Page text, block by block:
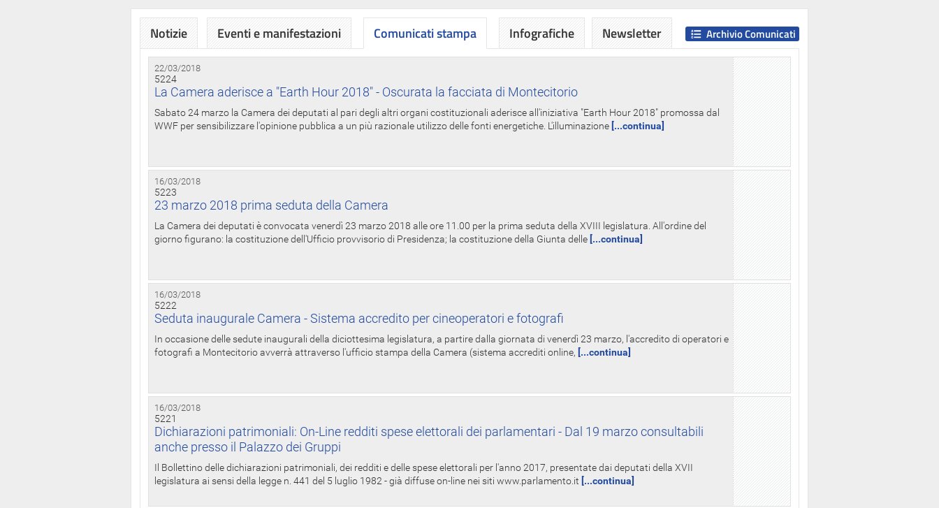
Notizie Eventi e manifestazioni Comunicati stampa
22/03/2018
5224
La Camera aderisce a "Earth Hour 2018" - Oscurata la facciata di Montecitorio
Sabato 24 marzo la Camera dei deputati al pari degli altri organi costituzionali aderisce all'iniziativa "Earth Hour 2018" promossa dal
WWF per sensibilizzare l'opinione pubblica a un più razionale utilizzo delle fonti energetiche. L'illuminazione [...continua]
16/03/2018
5223
23 marzo 2018 prima seduta della Camera
La Camera dei deputati è convocata venerdì 23 marzo 2018 alle ore 11.00 per la prima seduta della XVIII legislatura. All'ordine del
giorno figurano: la costituzione dell'Ufficio provvisorio di Presidenza; la costituzione della Giunta delle [...continua]
16/03/2018
5222
Seduta inaugurale Camera - Sistema accredito per cineoperatori e fotografi
In occasione delle sedute inaugurali della diciottesima legislatura, a partire dalla giornata di venerdì 23 marzo, l'accredito di operatori e
fotografi a Montecitorio avverrà attraverso l'ufficio stampa della Camera (sistema accrediti online, [...continua]
16/03/2018
5221
Dichiarazioni patrimoniali: On-Line redditi spese elettorali dei parlamentari - Dal 19 marzo consultabili
anche presso il Palazzo dei Gruppi
Il Bollettino delle dichiarazioni patrimoniali, dei redditi e delle spese elettorali per l'anno 2017, presentate dai deputati della XVII
legislatura ai sensi della legge n. 441 del 5 luglio 1982 - già diffuse on-line nei siti www.parlamento.it [...continua]
Archivio Comunicati
Infografiche Newsletter